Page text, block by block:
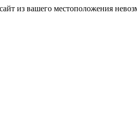
из вашего местоположения